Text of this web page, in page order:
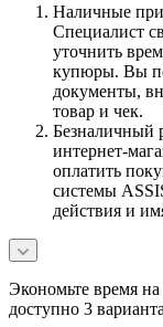
Наличные при
Специалист
уточнить
купюры. Вы
документы,
товар и чек.
Безналичный
интернет-
оплатить
системы
действия и
Экономьте время
доступно 3